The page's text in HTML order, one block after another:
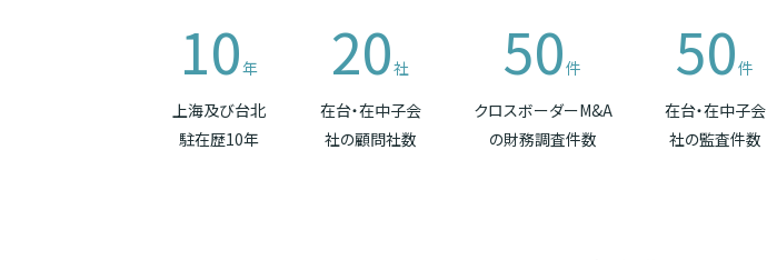
10年
上海及び台北
駐在歴10年
20社
在台・在中子会
社の顧問社数
50件
クロスボーダーM&A
の財務調査件数
50件
在台・在中子会
社の監査件数